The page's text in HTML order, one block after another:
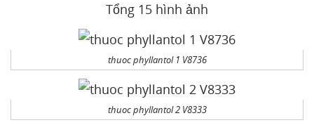
Tổng 15 hình ảnh
thuoc phyllantol 1 V8736
thuoc phyllantol 2 V8333